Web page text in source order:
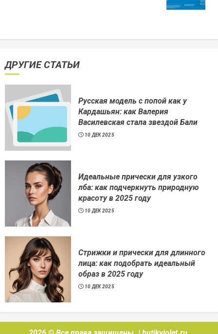
ДРУГИЕ СТАТЬИ
Русская модель с попой как у
Кардашьян: как Валерия
Василевская стала звездой Бали
10 ДЕК 2025
Идеальные прически для узкого
лба: как подчеркнуть природную
красоту в 2025 году
10 ДЕК 2025
Стрижки и прически для длинного
лица: как подобрать идеальный
образ в 2025 году
10 ДЕК 2025